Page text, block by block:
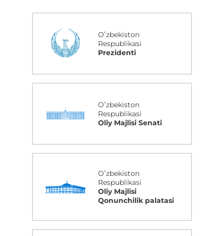
Oʻzbekiston
Respublikasi
Prezidenti
Oʻzbekiston
Respublikasi
Oliy Majlisi Senati
Oʻzbekiston
Respublikasi
Oliy Majlisi
Qonunchilik palatasi